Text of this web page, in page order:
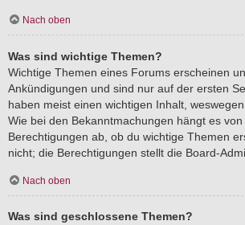
Nach oben
Was sind wichtige Themen?
Wichtige Themen eines Forums erscheinen
Ankündigungen und sind nur auf der ersten
haben meist einen wichtigen Inhalt,
Wie bei den Bekanntmachungen hängt es von
Berechtigungen ab, ob du wichtige Themen
nicht; die Berechtigungen stellt die Board-
Nach oben
Was sind geschlossene Themen?